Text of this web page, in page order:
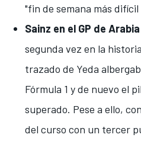
"fin de semana más
Sainz en el GP de
segunda vez en la
trazado de Yeda
Fórmula 1 y de nuevo el
superado. Pese a ello,
del curso con un tercer